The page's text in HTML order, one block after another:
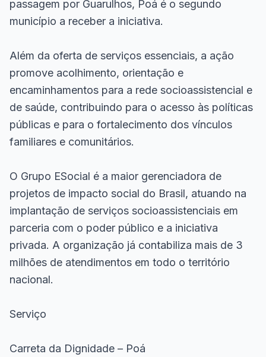
passagem por Guarulhos, Poá é o segundo
município a receber a iniciativa.
Além da oferta de serviços essenciais, a ação
promove acolhimento, orientação e
encaminhamentos para a rede socioassistencial e
de saúde, contribuindo para o acesso às políticas
públicas e para o fortalecimento dos vínculos
familiares e comunitários.
O Grupo ESocial é a maior gerenciadora de
projetos de impacto social do Brasil, atuando na
implantação de serviços socioassistenciais em
parceria com o poder público e a iniciativa
privada. A organização já contabiliza mais de 3
milhões de atendimentos em todo o território
nacional.
Serviço
Carreta da Dignidade – Poá